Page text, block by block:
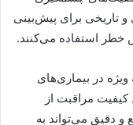
و تاریخی برای پیش‌بینی
خطر استفاده می‌کنند.
ویژه در بیماری‌های
مراقبت از
و دقیق می‌تواند به